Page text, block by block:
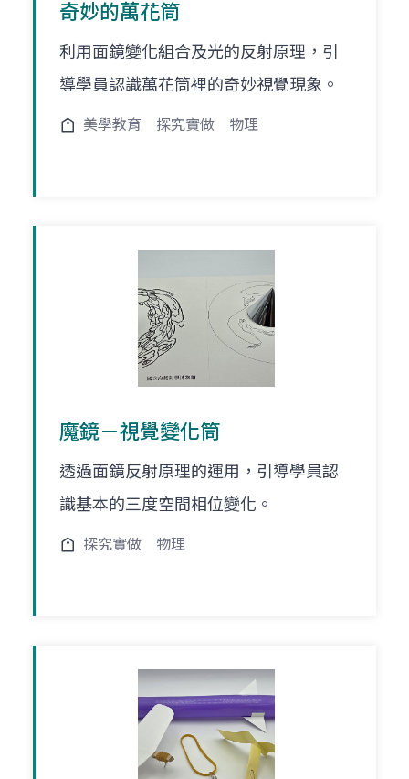
奇妙的萬花筒
利用面鏡變化組合及光的反射原理，引
導學員認識萬花筒裡的奇妙視覺現象。
美學教育 探究實做 物理
魔鏡－視覺變化筒
透過面鏡反射原理的運用，引導學員認
識基本的三度空間相位變化。
探究實做 物理